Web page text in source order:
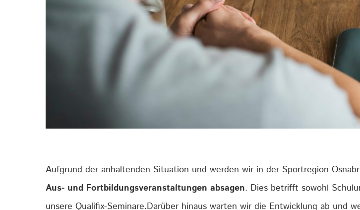
Aufgrund der anhaltenden Situation und werden wir in der Sportregion
Aus- und Fortbildungsveranstaltungen absagen. Dies betrifft sowohl
unsere Qualifix-Seminare.Darüber hinaus warten wir die Entwicklung ab und